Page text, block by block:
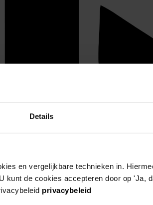
Details
en vergelijkbare technieken in.
kunt de cookies accepteren door op 'Ja,
privacybeleid